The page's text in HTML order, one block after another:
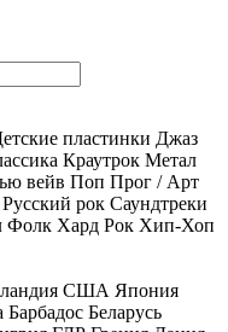
пластинки Джаз
Краутрок Метал
вейв Поп Прог / Арт
Русский рок Саундтреки
Фолк Хард Рок Хип-Хоп
США Япония
Барбадос Беларусь